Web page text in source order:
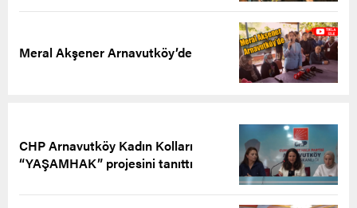
Meral Akşener Arnavutköy’de
CHP Arnavutköy Kadın Kolları
“YAŞAMHAK” projesini tanıttı